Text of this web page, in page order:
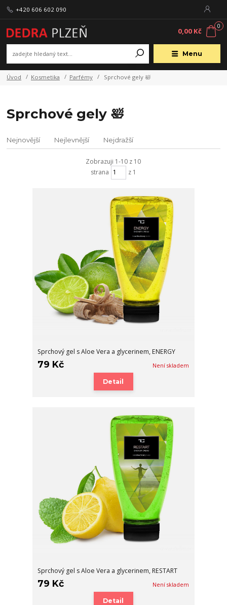
Menu
+420 606 602 090
0
0,00 Kč
Úvod Kosmetika Parfémy Sprchové gely 🛀
Sprchové gely 🛀
Nejnovější Nejlevnější Nejdražší
Zobrazuji 1-10 z 10
strana
z 1
Sprchový gel s Aloe Vera a glycerinem, ENERGY
79 Kč Není skladem
Detail
Sprchový gel s Aloe Vera a glycerinem, RESTART
79 Kč Není skladem
Detail